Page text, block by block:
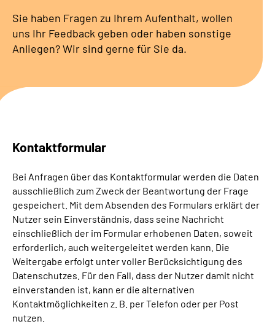
Krankheitsbilder
Gebärdensprache
Sie haben Fragen zu Ihrem Aufenthalt, wollen
uns Ihr Feedback geben oder haben sonstige
Anliegen? Wir sind gerne für Sie da.
Kontaktformular
Bei Anfragen über das Kontaktformular werden die Daten
ausschließlich zum Zweck der Beantwortung der Frage
gespeichert. Mit dem Absenden des Formulars erklärt der
Nutzer sein Einverständnis, dass seine Nachricht
einschließlich der im Formular erhobenen Daten, soweit
erforderlich, auch weitergeleitet werden kann. Die
Weitergabe erfolgt unter voller Berücksichtigung des
Datenschutzes. Für den Fall, dass der Nutzer damit nicht
einverstanden ist, kann er die alternativen
Kontaktmöglichkeiten z. B. per Telefon oder per Post
nutzen.